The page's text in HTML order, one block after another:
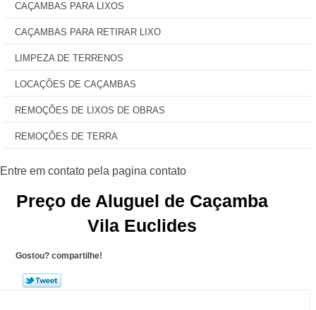
CAÇAMBAS PARA LIXOS
CAÇAMBAS PARA RETIRAR LIXO
LIMPEZA DE TERRENOS
LOCAÇÕES DE CAÇAMBAS
REMOÇÕES DE LIXOS DE OBRAS
REMOÇÕES DE TERRA
Preço de Aluguel de Caçamba
Vila Euclides
Gostou? compartilhe!